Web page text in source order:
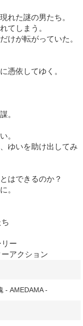
れた謎の男たち。
てしまう。
けが転がっていた。
憑依してゆく。
。
。
ゆいを助け出してみ
はできるのか？
。
ー
アクション
- AMEDAMA -